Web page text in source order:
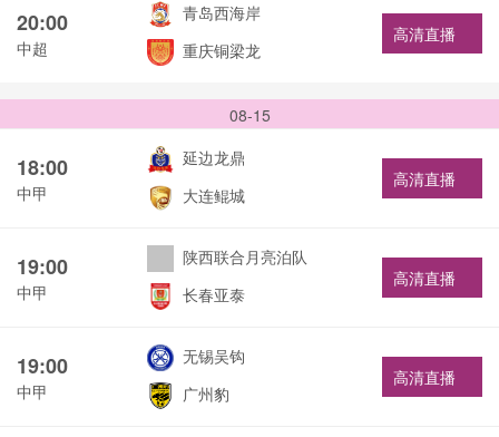
20:00
中超
青岛西海岸
重庆铜梁龙
高清直播
08-15
18:00
中甲
延边龙鼎
大连鲲城
高清直播
19:00
中甲
陕西联合月亮泊队
长春亚泰
高清直播
19:00
中甲
无锡吴钩
广州豹
高清直播